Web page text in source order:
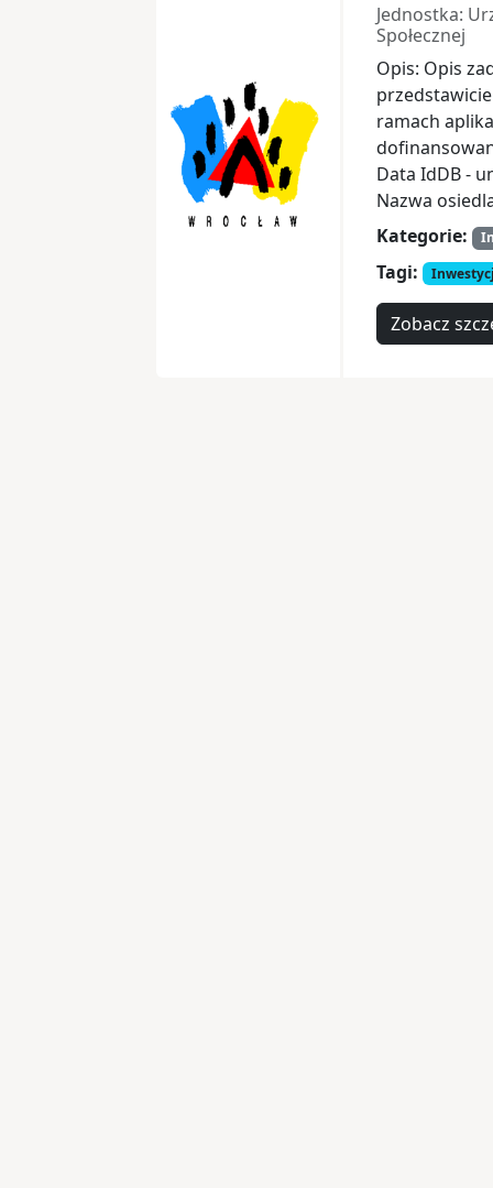
Jednostka:
Społecznej
Opis: Opis
ramach
Data IdDB -
Nazwa
Kategorie:
Tagi:
Zobacz